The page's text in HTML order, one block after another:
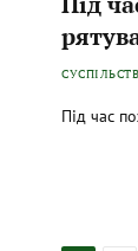
Під час